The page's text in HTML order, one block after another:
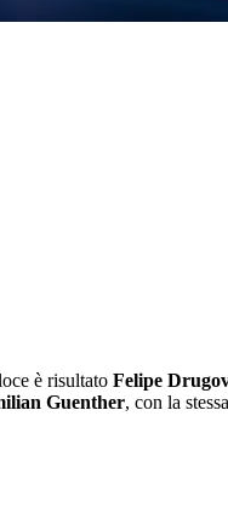
è risultato Felipe
Guenther, con la